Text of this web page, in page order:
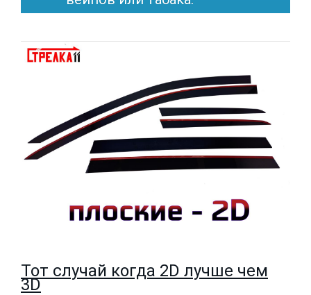
Тот случай когда 2D лучше чем
3D